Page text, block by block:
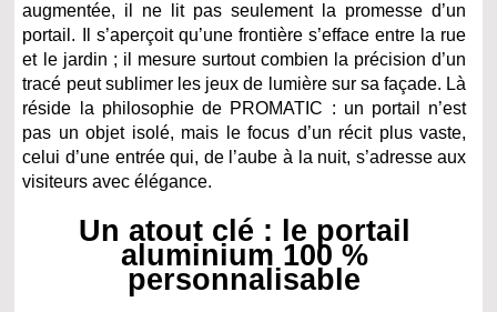
augmentée, il ne lit pas seulement la promesse d’un
portail. Il s’aperçoit qu’une frontière s’efface entre la rue
et le jardin ; il mesure surtout combien la précision d’un
tracé peut sublimer les jeux de lumière sur sa façade. Là
réside la philosophie de PROMATIC : un portail n’est
pas un objet isolé, mais le focus d’un récit plus vaste,
celui d’une entrée qui, de l’aube à la nuit, s’adresse aux
visiteurs avec élégance.
Un atout clé : le portail
aluminium 100 %
personnalisable